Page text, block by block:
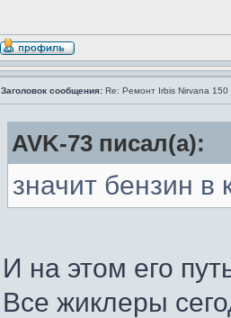
Заголовок сообщения: Re: Ремонт Irbis Nirvana 150
AVK-73 писал(а):
значит бензин в
И на этом его
Все жиклеры